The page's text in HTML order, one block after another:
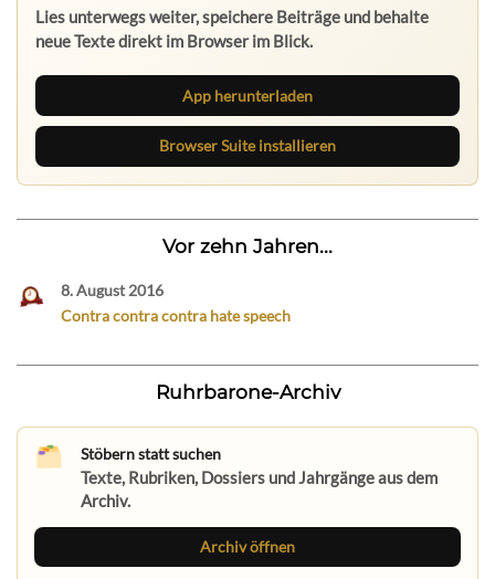
Lies unterwegs weiter, speichere Beiträge und behalte
neue Texte direkt im Browser im Blick.
App herunterladen
Browser Suite installieren
Vor zehn Jahren...
8. August 2016
Contra contra contra hate speech
Ruhrbarone-Archiv
Stöbern statt suchen
Texte, Rubriken, Dossiers und Jahrgänge aus dem
Archiv.
Archiv öffnen